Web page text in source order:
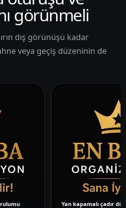
görünmeli
dış görünüşü kadar
veya geçiş düzeninin de
Yan kapamalı çadır